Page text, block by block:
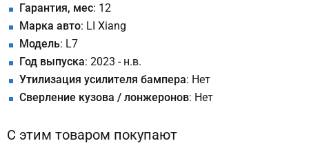
Гарантия, мес: 12
Марка авто: LI Xiang
Модель: L7
Год выпуска: 2023 - н.в.
Утилизация усилителя бампера: Нет
Сверление кузова / лонжеронов: Нет
С этим товаром покупают